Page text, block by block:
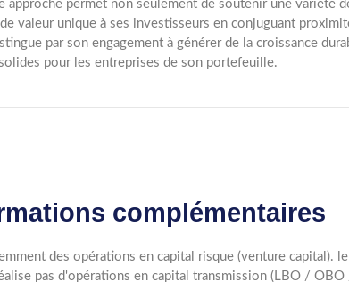
approche permet non seulement de soutenir une variété
valeur unique à ses investisseurs en conjuguant
par son engagement à générer de la croissance
pour les entreprises de son portefeuille.
complémentaires
des opérations en capital risque (venture capital).
pas d'opérations en capital transmission (LBO /